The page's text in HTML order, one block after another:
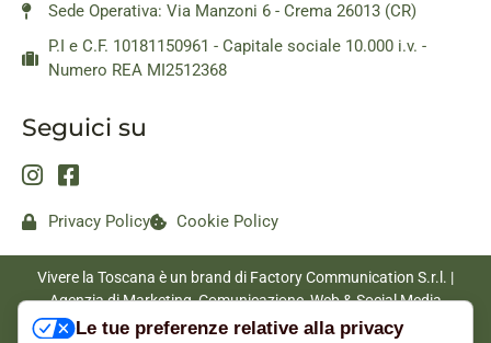
Sede Operativa: Via Manzoni 6 - Crema 26013 (CR)
P.I e C.F. 10181150961 - Capitale sociale 10.000 i.v. -
Numero REA MI2512368
Seguici su
Privacy Policy Cookie Policy
Vivere la Toscana è un brand di Factory Communication S.r.l. |
Agenzia di Marketing, Comunicazione, Web & Social Media
|www.factorycommunication.it
Le tue preferenze relative alla privacy